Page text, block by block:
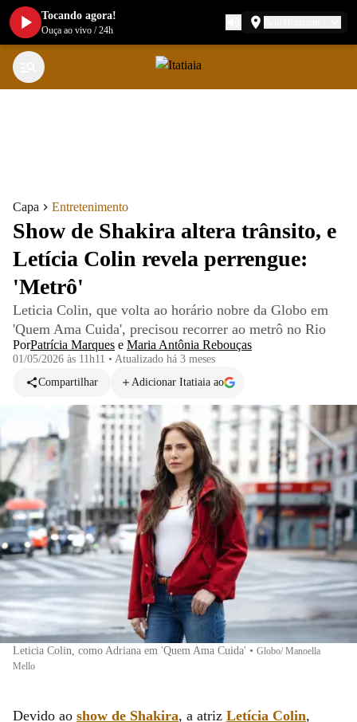
Capa Entretenimento
Show de Shakira altera trânsito, e
Letícia Colin revela perrengue:
'Metrô'
Leticia Colin, que volta ao horário nobre da Globo em
'Quem Ama Cuida', precisou recorrer ao metrô no Rio
PorPatrícia Marques e Maria Antônia Rebouças
01/05/2026 às 11h11 • Atualizado há 3 meses
Compartilhar
Adicionar Itatiaia ao
Leticia Colin, como Adriana em 'Quem Ama Cuida' • Globo/ Manoella
Mello
Devido ao show de Shakira, a atriz Letícia Colin,
Tocando agora!
Ouça ao vivo /24h